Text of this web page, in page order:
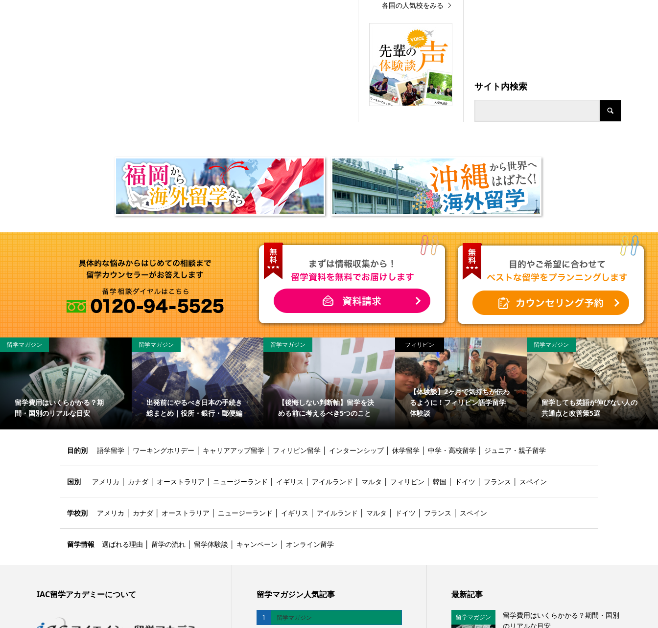
各国の人気校をみる
サイト内検索
留学マガジン
留学費用はいくらかかる？期
間・国別のリアルな目安
留学マガジン
出発前にやるべき日本の手続き
総まとめ｜役所・銀行・郵便編
留学マガジン
【後悔しない判断軸】留学を決
める前に考えるべき5つのこと
フィリピン
【体験談】2ヶ月で気持ちが伝わ
るように！フィリピン語学留学
体験談
留学マガジン
留学しても英語が伸びない人の
共通点と改善策5選
目的別 語学留学 ワーキングホリデー キャリアアップ留学 フィリピン留学 インターンシップ│ 休学留学 中学・高校留学 ジュニア・親子留学
国別 アメリカ カナダ オーストラリア ニュージーランド イギリス アイルランド マルタ フィリピン 韓国 ドイツ フランス スペイン
学校別 アメリカ カナダ オーストラリア ニュージーランド イギリス アイルランド マルタ ドイツ フランス スペイン
留学情報 選ばれる理由 留学の流れ 留学体験談 キャンペーン オンライン留学
IAC留学アカデミーについて 留学マガジン人気記事
1 留学マガジン
最新記事
留学マガジン
留学費用はいくらかかる？期間・国別
のリアルな目安